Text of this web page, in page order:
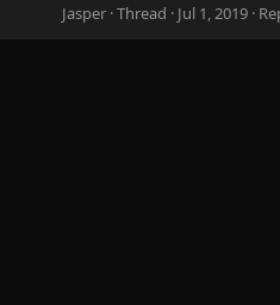
Jasper Thread Jul 1, 2019